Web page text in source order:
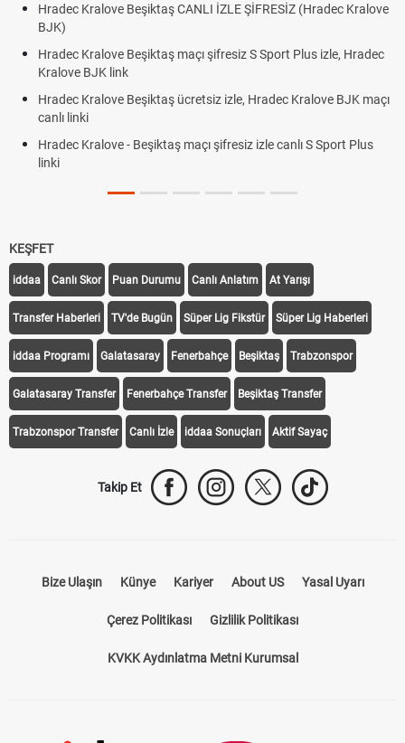
Hradec Kralove Beşiktaş CANLI İZLE ŞİFRESİZ (Hradec Kralove
BJK)
Hradec Kralove Beşiktaş maçı şifresiz S Sport Plus izle, Hradec
Kralove BJK link
Hradec Kralove Beşiktaş ücretsiz izle, Hradec Kralove BJK maçı
canlı linki
Hradec Kralove - Beşiktaş maçı şifresiz izle canlı S Sport Plus
linki
KEŞFET
iddaa Canlı Skor Puan Durumu Canlı Anlatım At Yarışı
Transfer Haberleri TV'de Bugün Süper Lig Fikstür Süper Lig Haberleri
iddaa Programı Galatasaray Fenerbahçe Beşiktaş Trabzonspor
Galatasaray Transfer Fenerbahçe Transfer Beşiktaş Transfer
Trabzonspor Transfer Canlı İzle iddaa Sonuçları Aktif Sayaç
Takip Et
Bize Ulaşın Künye Kariyer About US Yasal Uyarı
Çerez Politikası Gizlilik Politikası
KVKK Aydınlatma Metni Kurumsal